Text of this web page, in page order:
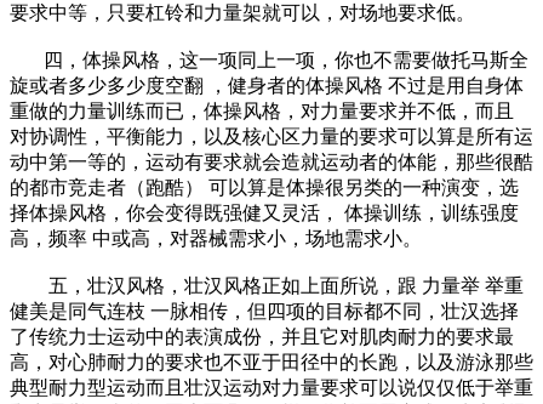
要求中等，只要杠铃和力量架就可以，对场地要求低。
四，体操风格，这一项同上一项，你也不需要做托马斯全
旋或者多少多少度空翻 ，健身者的体操风格 不过是用自身体
重做的力量训练而已，体操风格，对力量要求并不低，而且
对协调性，平衡能力，以及核心区力量的要求可以算是所有运
动中第一等的，运动有要求就会造就运动者的体能，那些很酷
的都市竞走者（跑酷） 可以算是体操很另类的一种演变，选
择体操风格，你会变得既强健又灵活， 体操训练，训练强度
高，频率 中或高，对器械需求小，场地需求小。
五，壮汉风格，壮汉风格正如上面所说，跟 力量举 举重
健美是同气连枝 一脉相传，但四项的目标都不同，壮汉选择
了传统力士运动中的表演成份，并且它对肌肉耐力的要求最
高，对心肺耐力的要求也不亚于田径中的长跑，以及游泳那些
典型耐力型运动而且壮汉运动对力量要求可以说仅仅低于举重